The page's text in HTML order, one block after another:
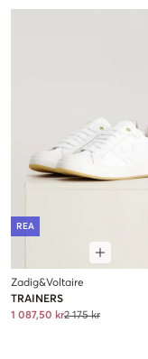
REA
Zadig&Voltaire
TRAINERS
1 087,50 kr2 175 kr